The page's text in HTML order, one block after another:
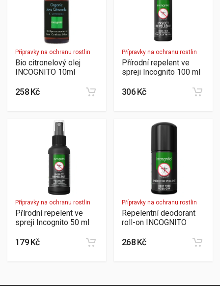
Přípravky na ochranu rostlin
Bio citronelový olej
INCOGNITO 10ml
258 Kč
Přípravky na ochranu rostlin
Přírodní repelent ve
spreji Incognito 100 ml
306 Kč
Přípravky na ochranu rostlin
Přírodní repelent ve
spreji Incognito 50 ml
179 Kč
Přípravky na ochranu rostlin
Repelentní deodorant
roll-on INCOGNITO
268 Kč